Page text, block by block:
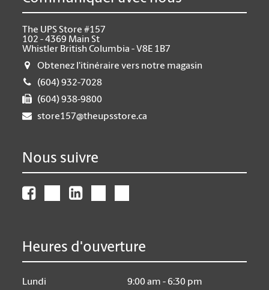
The UPS Store #157
102 - 4369 Main St
Whistler British Columbia - V8E 1B7
Obtenez l'itinéraire vers notre magasin
(604) 932-7028
(604) 938-9800
store157@theupsstore.ca
Nous suivre
Heures d'ouverture
Lundi
9:00 am - 6:30 pm